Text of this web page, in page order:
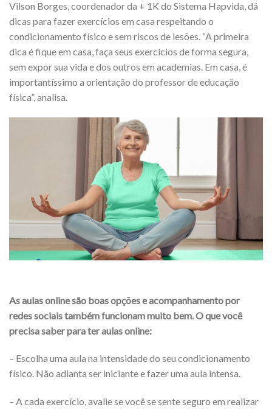
Vilson Borges, coordenador da + 1K do Sistema Hapvida, dá
dicas para fazer exercícios em casa respeitando o
condicionamento físico e sem riscos de lesões. “A primeira
dica é fique em casa, faça seus exercícios de forma segura,
sem expor sua vida e dos outros em academias. Em casa, é
importantíssimo a orientação do professor de educação
física”, analisa.
As aulas online são boas opções e acompanhamento por
redes sociais também funcionam muito bem. O que você
precisa saber para ter aulas online:
– Escolha uma aula na intensidade do seu condicionamento
físico. Não adianta ser iniciante e fazer uma aula intensa.
– A cada exercício, avalie se você se sente seguro em realizar